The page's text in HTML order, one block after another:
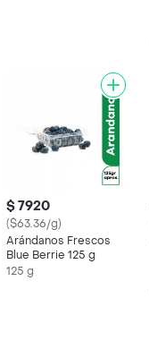
$ 7920
($63.36/g)
Arándanos Frescos
Blue Berrie 125 g
125 g